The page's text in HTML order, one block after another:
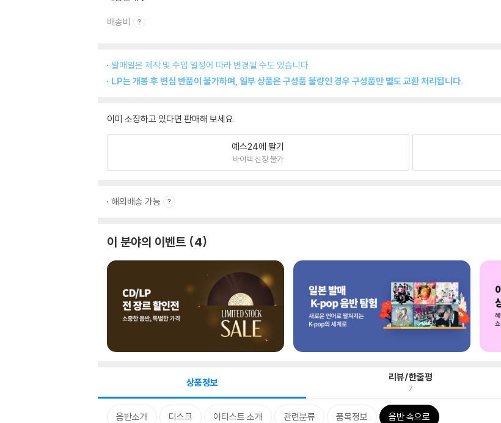
배송비
발매일은 제작 및 수입 일정에 따라 변경될 수도 있습니다.
LP는 개봉 후 변심 반품이 불가하며, 일부 상품은 구성품 불량인 경우 구성품만 별도 교환 처리됩니다.
이미 소장하고 있다면 판매해 보세요.
예스24에 팔기
바이백 신청 불가
해외배송 가능
이 분야의 이벤트 4
상품정보 리뷰/한줄평
7
음반소개 디스크 아티스트 소개 관련분류 품목정보 음반 속으로